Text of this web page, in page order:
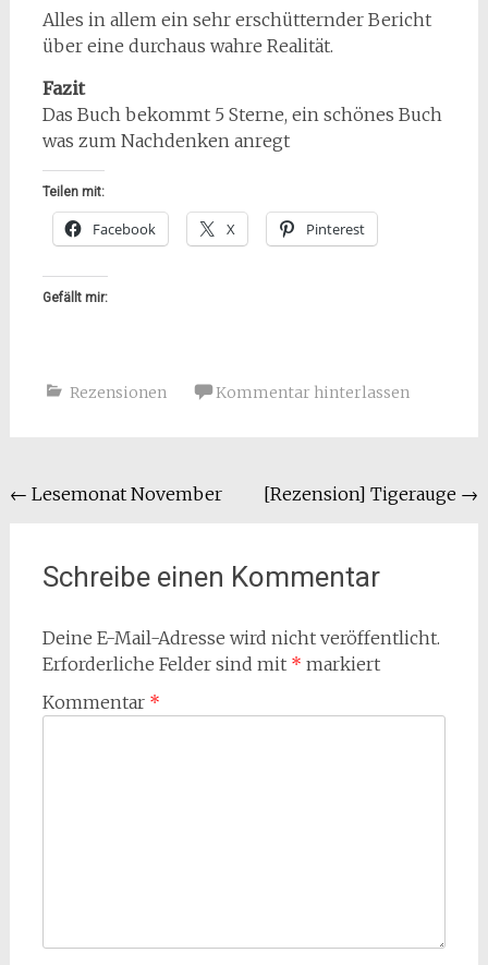
Alles in allem ein sehr erschütternder Bericht
über eine durchaus wahre Realität.
Fazit
Das Buch bekommt 5 Sterne, ein schönes Buch
was zum Nachdenken anregt
Teilen mit:
Facebook X Pinterest
Gefällt mir:
Rezensionen Kommentar hinterlassen
Beitragsnavigation
← Lesemonat November [Rezension] Tigerauge →
Schreibe einen Kommentar
Deine E-Mail-Adresse wird nicht veröffentlicht.
Erforderliche Felder sind mit * markiert
Kommentar *